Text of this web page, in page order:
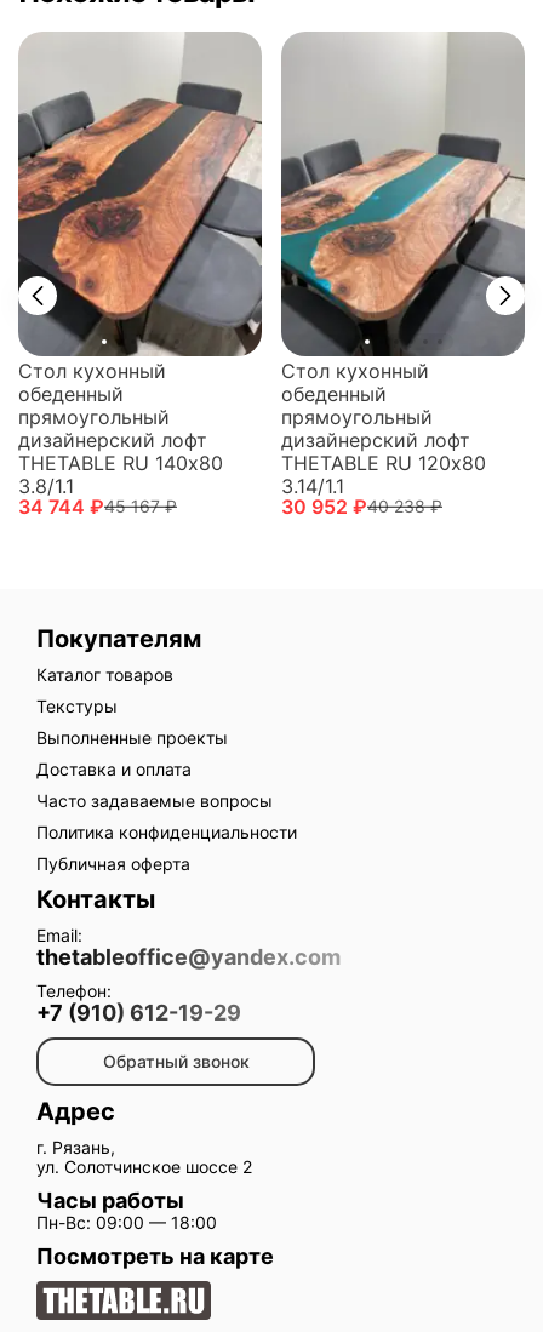
Стол кухонный
обеденный
прямоугольный
дизайнерский лофт
THETABLE RU 140х80
3.8/1.1
34 744 ₽45 167 ₽
Стол кухонный
обеденный
прямоугольный
дизайнерский лофт
THETABLE RU 120х80
3.14/1.1
30 952 ₽40 238 ₽
Покупателям
Каталог товаров
Текстуры
Выполненные проекты
Доставка и оплата
Часто задаваемые вопросы
Политика конфиденциальности
Публичная оферта
Контакты
Email:
thetableoffice@yandex.com
Телефон:
+7 (910) 612-19-29
Обратный звонок
Адрес
г. Рязань,
ул. Солотчинское шоссе 2
Часы работы
Пн-Вс: 09:00 — 18:00
Посмотреть на карте